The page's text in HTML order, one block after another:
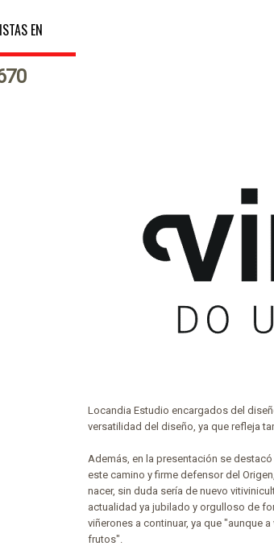
EN
Locandia Estudio encargados del
versatilidad del diseño, ya que refleja
Además, en la presentación se
este camino y firme defensor del
nacer, sin duda sería de nuevo
actualidad ya jubilado y orgulloso de
viñerones a continuar, ya que "aunque
frutos".